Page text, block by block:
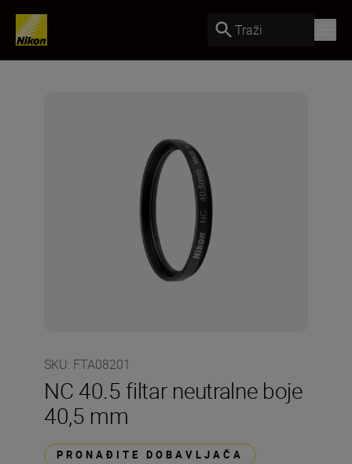
Traži
SKU: FTA08201
NC 40.5 filtar neutralne boje
40,5 mm
PRONAĐITE DOBAVLJAČA